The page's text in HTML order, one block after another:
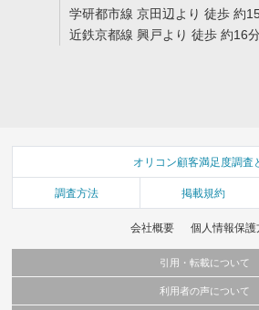
学研都市線 京田辺より 徒歩 約
近鉄京都線 興戸より 徒歩 約16
オリコン顧客満足度調査
調査方法 掲載規約
会社概要 個人情報保護
引用・転載について
当サイトで公開されている情報（文字、写真、イラスト
利用者の声について